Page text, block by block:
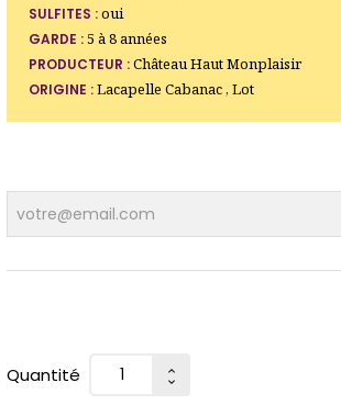
SULFITES :oui
GARDE :5 à 8 années
PRODUCTEUR :Château Haut Monplaisir
ORIGINE :Lacapelle Cabanac , Lot
Quantité